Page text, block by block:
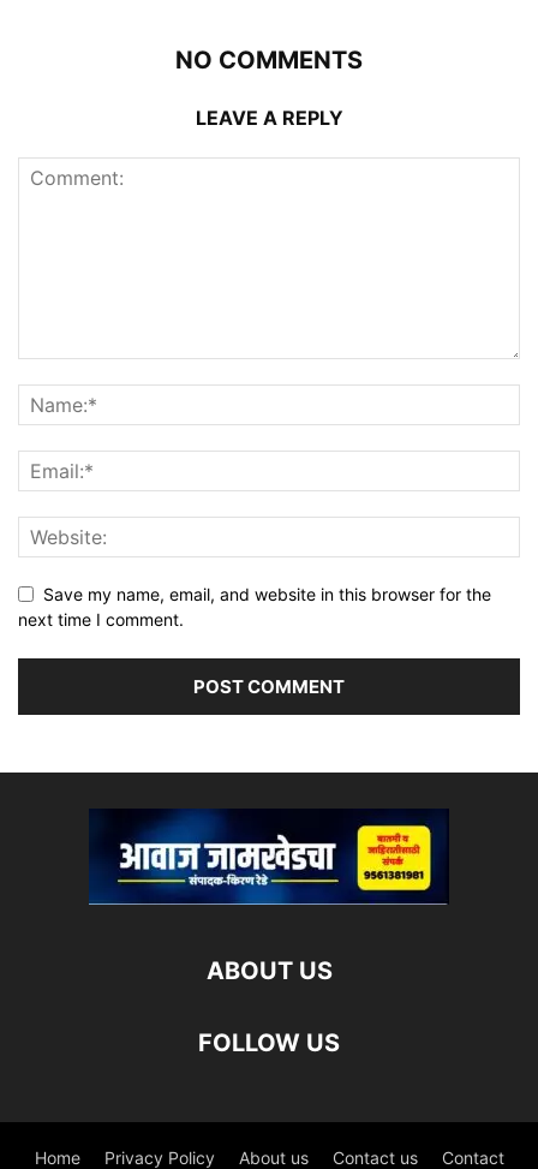
NO COMMENTS
LEAVE A REPLY
Save my name, email, and website in this browser for the
next time I comment.
ABOUT US
FOLLOW US
Home Privacy Policy About us Contact us Contact